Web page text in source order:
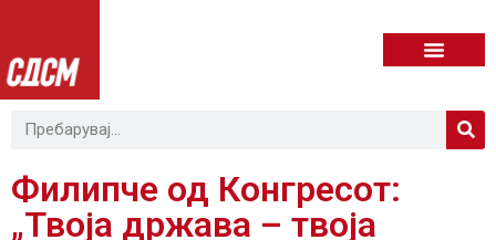
Филипче од Конгресот:
„Твоја држава – твоја